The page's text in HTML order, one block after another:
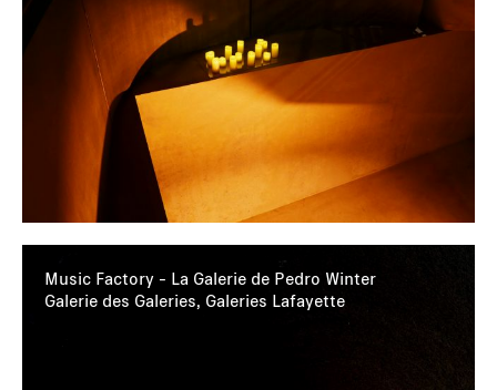
Music Factory - La Galerie de Pedro Winter
Galerie des Galeries, Galeries Lafayette